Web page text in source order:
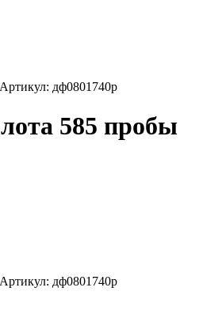
Артикул: дф0801740р
585 пробы
Артикул: дф0801740р